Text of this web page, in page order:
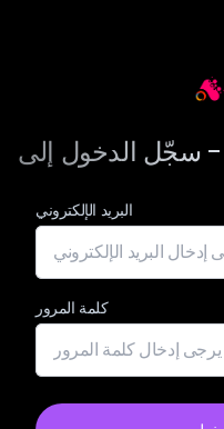
البريد الإلكتروني
كلمة المرور